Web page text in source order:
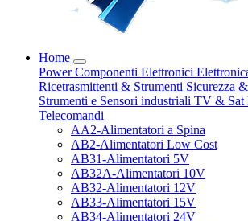
Home
PowerComponenti Elettronici
Ricetrasmittenti & Strumenti Sicurezza
Strumenti e Sensori industriali TV & Sat
Telecomandi
AA2-Alimentatori a Spina
AB2-Alimentatori Low Cost
AB31-Alimentatori 5V
AB32A-Alimentatori 10V
AB32-Alimentatori 12V
AB33-Alimentatori 15V
AB34-Alimentatori 24V